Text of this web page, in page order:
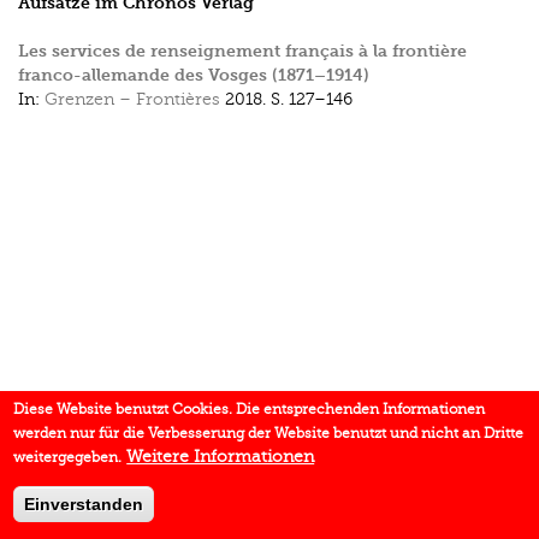
Les services de renseignement français à la frontière
franco-allemande des Vosges (1871–1914)
In: Grenzen – Frontières 2018. S. 127–146
Diese Website benutzt Cookies. Die entsprechenden Informationen
werden nur für die Verbesserung der Website benutzt und nicht an Dritte
weitergegeben. Weitere Informationen
Einverstanden